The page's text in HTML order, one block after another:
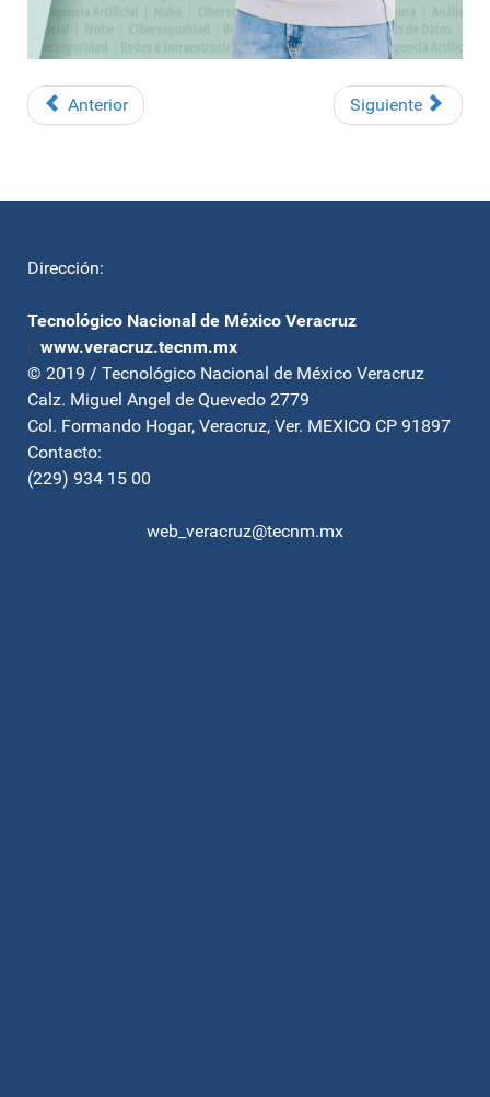
Anterior Siguiente
Dirección:
Tecnológico Nacional de México Veracruz
| www.veracruz.tecnm.mx
© 2019 / Tecnológico Nacional de México Veracruz
Calz. Miguel Angel de Quevedo 2779
Col. Formando Hogar, Veracruz, Ver. MEXICO CP 91897
Contacto:
(229) 934 15 00
web_veracruz@tecnm.mx